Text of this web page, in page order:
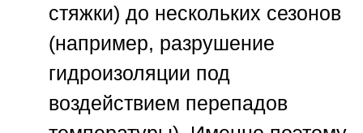
стяжки) до нескольких сезонов
(например, разрушение
гидроизоляции под
воздействием перепадов